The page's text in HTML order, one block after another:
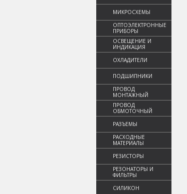
МИКРОСХЕМЫ
ОПТОЭЛЕКТРОННЫЕ
ПРИБОРЫ
ОСВЕЩЕНИЕ И
ИНДИКАЦИЯ
ОХЛАДИТЕЛИ
ПОДШИПНИКИ
ПРОВОД
МОНТАЖНЫЙ
ПРОВОД
ОБМОТОЧНЫЙ
РАЗЪЕМЫ
РАСХОДНЫЕ
МАТЕРИАЛЫ
РЕЗИСТОРЫ
РЕЗОНАТОРЫ И
ФИЛЬТРЫ
СИЛИКОН